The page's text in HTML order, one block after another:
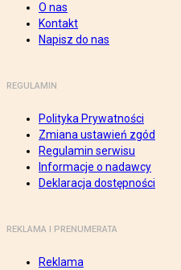
O nas
Kontakt
Napisz do nas
REGULAMIN
Polityka Prywatności
Zmiana ustawień zgód
Regulamin serwisu
Informacje o nadawcy
Deklaracja dostępności
REKLAMA I PRENUMERATA
Reklama